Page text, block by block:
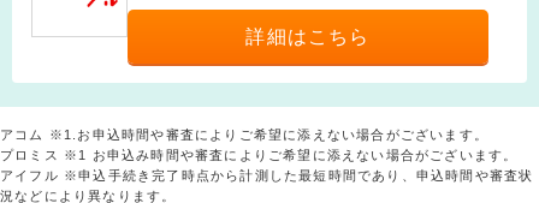
詳細はこちら
アコム ※1.お申込時間や審査によりご希望に添えない場合がございます。
プロミス ※1 お申込み時間や審査によりご希望に添えない場合がございます。
アイフル ※申込手続き完了時点から計測した最短時間であり、申込時間や審査状
況などにより異なります。